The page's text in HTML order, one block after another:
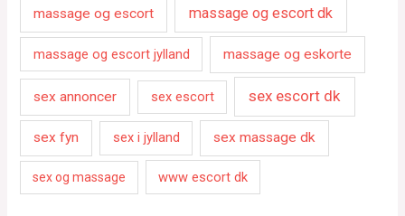
massage og escort massage og escort dk
massage og escort jylland massage og eskorte
sex annoncer sex escort sex escort dk
sex fyn sex i jylland sex massage dk
sex og massage www escort dk